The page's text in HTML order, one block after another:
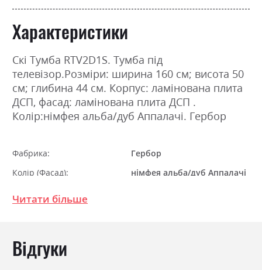
Характеристики
Скі Тумба RTV2D1S. Тумба під
телевізор.Розміри: ширина 160 см; висота 50
см; глибина 44 см. Корпус: ламінована плита
ДСП, фасад: ламінована плита ДСП .
Колір:німфея альба/дуб Аппалачі. Гербор
Фабрика:
Гербор
Колір (Фасад):
німфея альба/дуб Аппалачі
Матеріал
Читати більше
Відгуки